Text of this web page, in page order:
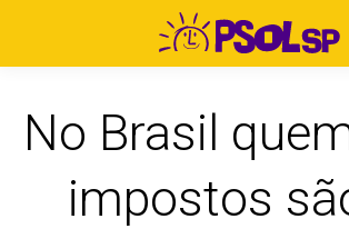
No Brasil
impostos